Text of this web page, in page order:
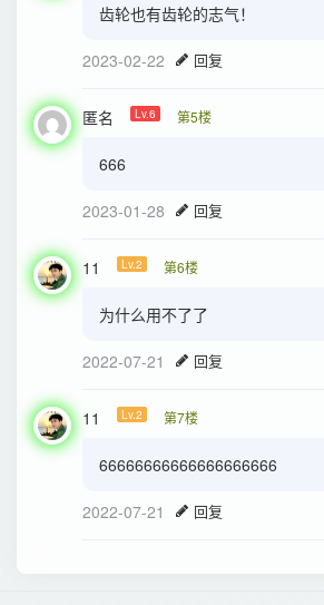
齿轮也有齿轮的志气！
2023-02-22 回复
匿名 Lv.6 第5楼
666
2023-01-28 回复
11 Lv.2 第6楼
为什么用不了了
2022-07-21 回复
11 Lv.2 第7楼
66666666666666666666
2022-07-21 回复